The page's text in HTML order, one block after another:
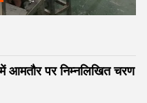
आमतौर पर निम्नलिखित चरण